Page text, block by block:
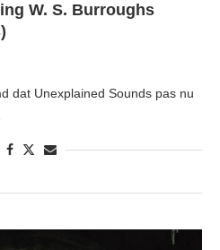
W. S. Burroughs
dat Unexplained Sounds pas nu